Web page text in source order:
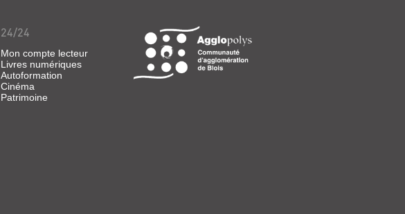
24/24
Mon compte lecteur
Livres numériques
Autoformation
Cinéma
Patrimoine